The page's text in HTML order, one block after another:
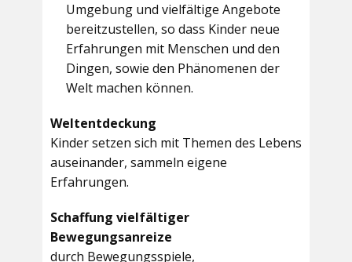
Umgebung und vielfältige Angebote
bereitzustellen, so dass Kinder neue
Erfahrungen mit Menschen und den
Dingen, sowie den Phänomenen der
Welt machen können.
Weltentdeckung
Kinder setzen sich mit Themen des Lebens
auseinander, sammeln eigene
Erfahrungen.
Schaffung vielfältiger
Bewegungsanreize
durch Bewegungsspiele,